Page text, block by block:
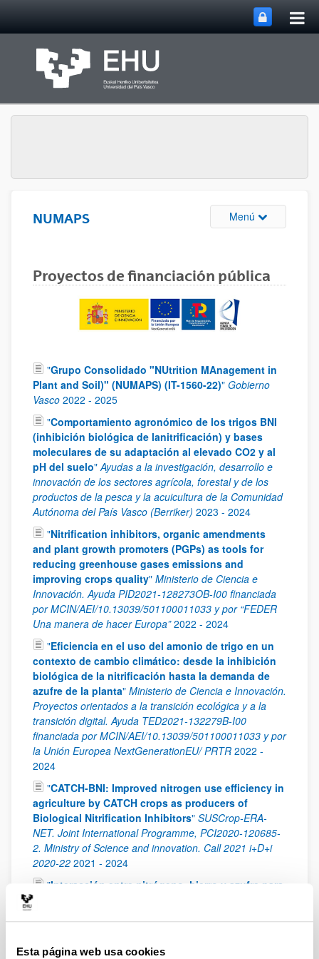
Esta página web usa cookies
NUMAPS Menú Abrir/cerrar
Proyectos de financiación pública
"Grupo Consolidado "NUtrition MAnagement in
Plant and Soil)" (NUMAPS) (IT-1560-22)" Gobierno
Vasco 2022 - 2025
"Comportamiento agronómico de los trigos BNI
(inhibición biológica de lanitrificación) y bases
moleculares de su adaptación al elevado CO2 y al
pH del suelo"Ayudas a la investigación, desarrollo e
innovación de los sectores agrícola, forestal y de los
productos de la pesca y la acuicultura de la Comunidad
Autónoma del País Vasco (Berriker) 2023 - 2024
"Nitrification inhibitors, organic amendments
and plant growth promoters (PGPs) as tools for
reducing greenhouse gases emissions and
improving crops quality" Ministerio de Ciencia e
Innovación. Ayuda PID2021-128273OB-I00 financiada
por MCIN/AEI/10.13039/501100011033 y por “FEDER
Una manera de hacer Europa” 2022 - 2024
"Eficiencia en el uso del amonio de trigo en un
contexto de cambio climático: desde la inhibición
biológica de la nitrificación hasta la demanda de
azufre de la planta" Ministerio de Ciencia e Innovación.
Proyectos orientados a la transición ecológica y a la
transición digital. Ayuda TED2021-132279B-I00
financiada por MCIN/AEI/10.13039/501100011033 y por
la Unión Europea NextGenerationEU/ PRTR 2022 -
2024
"CATCH-BNI: Improved nitrogen use efficiency in
agriculture by CATCH crops as producers of
Biological Nitrification Inhibitors" SUSCrop-ERA-
NET. Joint International Programme, PCI2020-120685-
2. Ministry of Science and innovation. Call 2021 i+D+i
2020-22 2021 - 2024
"Interacción entre nitrógeno, hierro y azufre para
optimizar la eficiencia en el uso del amonio en
MCIN/AEI/10.13039/501100011033 y por “FEDER Una